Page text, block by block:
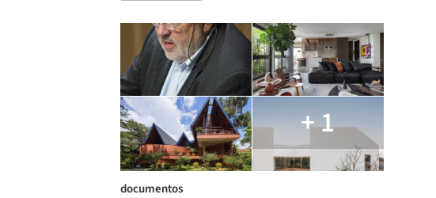
+ 1
documentos